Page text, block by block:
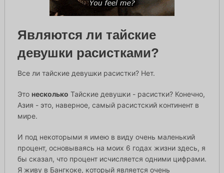
Являются ли тайские
девушки расистками?
Все ли тайские девушки расистки? Нет.
Это несколько Тайские девушки - расистки? Конечно,
Азия - это, наверное, самый расистский континент в
мире.
И под некоторыми я имею в виду очень маленький
процент, основываясь на моих 6 годах жизни здесь, я
бы сказал, что процент исчисляется одними цифрами.
Я живу в Бангкоке, который является очень